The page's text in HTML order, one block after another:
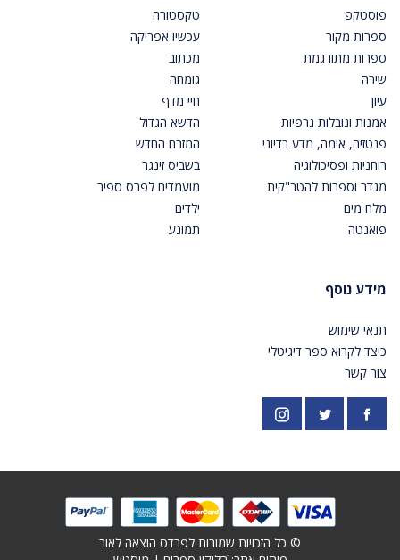
פוסטקפ
ספרות מקור
ספרות מתורגמת
שירה
עיון
אמנות ונובלות גרפיות
פנטזיה, אימה, מדע בדיוני
רוחניות ופסיכולוגיה
מגדר וספרות להטב"קית
מלח מים
פואנטה
טקסטורה
עכשיו אפריקה
מכתוב
גומחה
חיי מדף
הדשא הגדול
המזרח החדש
בשביס זינגר
מועמדים לפרס ספיר
ילדים
תמונע
מידע נוסף
תנאי שימוש
כיצד לקרוא ספר דיגיטלי
צור קשר
פייסבוק https://twitter.com/PardesPublish
אינסטגרם
© כל הזכויות שמורות לפרדס הוצאה לאור